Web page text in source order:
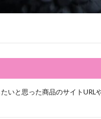
いと思った商品のサイトURL